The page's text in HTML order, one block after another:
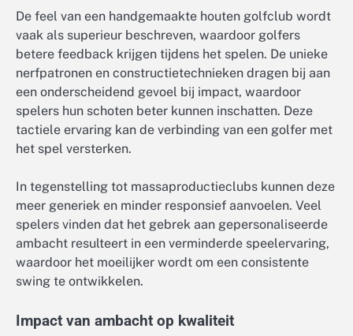
De feel van een handgemaakte houten golfclub wordt
vaak als superieur beschreven, waardoor golfers
betere feedback krijgen tijdens het spelen. De unieke
nerfpatronen en constructietechnieken dragen bij aan
een onderscheidend gevoel bij impact, waardoor
spelers hun schoten beter kunnen inschatten. Deze
tactiele ervaring kan de verbinding van een golfer met
het spel versterken.
In tegenstelling tot massaproductieclubs kunnen deze
meer generiek en minder responsief aanvoelen. Veel
spelers vinden dat het gebrek aan gepersonaliseerde
ambacht resulteert in een verminderde speelervaring,
waardoor het moeilijker wordt om een consistente
swing te ontwikkelen.
Impact van ambacht op kwaliteit